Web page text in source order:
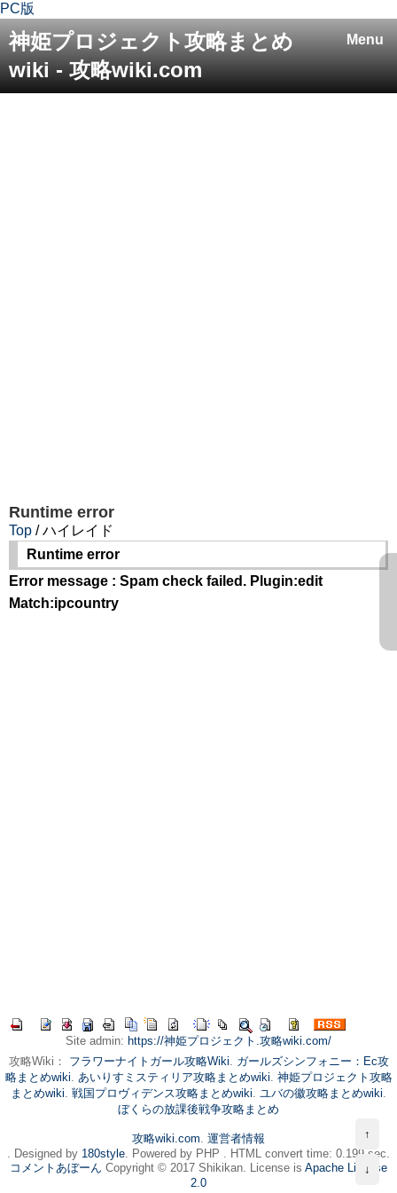
PC版
Menu
神姫プロジェクト攻略まとめ
wiki - 攻略wiki.com
Runtime error
Top / ハイレイド
Runtime error
Error message : Spam check failed. Plugin:edit
Match:ipcountry
Site admin: https://神姫プロジェクト.攻略wiki.com/
攻略Wiki： フラワーナイトガール攻略Wiki. ガールズシンフォニー：Ec攻
略まとめwiki. あいりすミスティリア攻略まとめwiki. 神姫プロジェクト攻略
まとめwiki. 戦国プロヴィデンス攻略まとめwiki. ユバの徽攻略まとめwiki.
ぼくらの放課後戦争攻略まとめ
攻略wiki.com. 運営者情報
. Designed by 180style. Powered by PHP . HTML convert time: 0.199 sec.
コメントあぼーん Copyright © 2017 Shikikan. License is Apache License
2.0
↑
↓